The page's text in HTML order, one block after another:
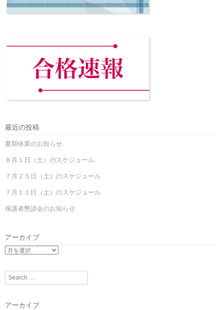
最近の投稿
夏期休業のお知らせ
８月１日（土）のスケジュール
７月２５日（土）のスケジュール
７月１１日（土）のスケジュール
保護者懇談会のお知らせ
アーカイブ
Search
アーカイブ